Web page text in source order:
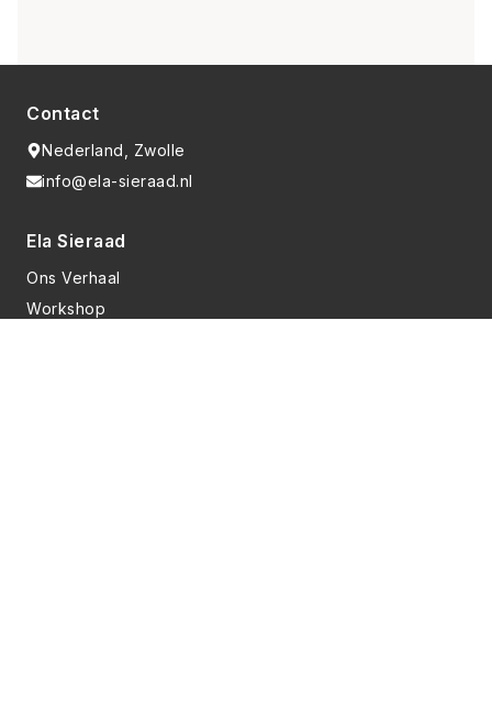
Contact
Nederland, Zwolle
info@ela-sieraad.nl
Ela Sieraad
Ons Verhaal
Workshop